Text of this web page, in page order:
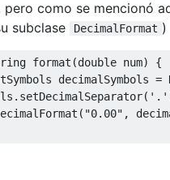
pero como se mencionó
subclase DecimalFormat )
format (double num)
{
decimalSymbols =
. setDecimalSeparator( '.'
( "0.00" ,